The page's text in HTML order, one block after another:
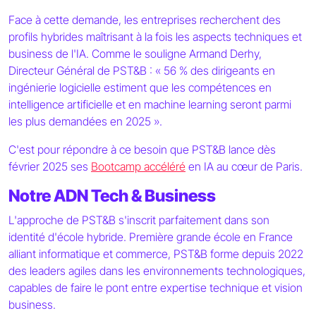
Face à cette demande, les entreprises recherchent des
profils hybrides maîtrisant à la fois les aspects techniques et
business de l'IA. Comme le souligne Armand Derhy,
Directeur Général de PST&B : « 56 % des dirigeants en
ingénierie logicielle estiment que les compétences en
intelligence artificielle et en machine learning seront parmi
les plus demandées en 2025 ».
C'est pour répondre à ce besoin que PST&B lance dès
février 2025 ses Bootcamp accéléré en IA au cœur de Paris.
Notre ADN Tech & Business
L'approche de PST&B s'inscrit parfaitement dans son
identité d'école hybride. Première grande école en France
alliant informatique et commerce, PST&B forme depuis 2022
des leaders agiles dans les environnements technologiques,
capables de faire le pont entre expertise technique et vision
business.